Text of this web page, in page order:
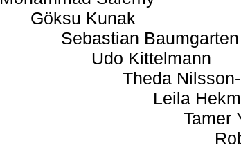
Göksu Kunak
Sebastian Baumgarten
Udo Kittelmann
Theda
Leila
Tamer